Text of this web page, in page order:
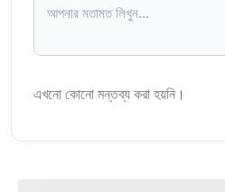
এখনো কোনো মন্তব্য করা হয়নি।